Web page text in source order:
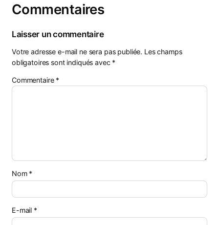
Commentaires
Laisser un commentaire
Votre adresse e-mail ne sera pas publiée. Les champs
obligatoires sont indiqués avec *
Commentaire *
Nom *
E-mail *